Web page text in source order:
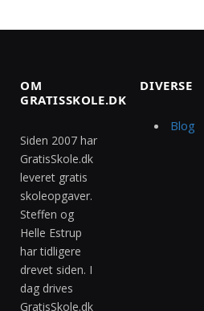
OM
GRATISSKOLE.DK
Siden 2007 har
GratisSkole.dk
leveret gratis
skoleopgaver.
Steffen og
Helle Estrup
har tidligere
drevet siden. I
dag drives
GratisSkole.dk
DIVERSE
Blog